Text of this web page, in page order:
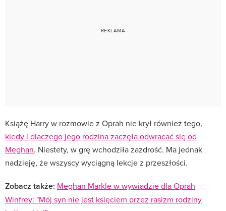
Książę Harry w rozmowie z Oprah nie krył również tego,
kiedy i dlaczego jego rodzina zaczęła odwracać się od
Meghan. Niestety, w grę wchodziła zazdrość. Ma jednak
nadzieję, że wszyscy wyciągną lekcje z przeszłości.
Zobacz także: Meghan Markle w wywiadzie dla Oprah
Winfrey: "Mój syn nie jest księciem przez rasizm rodziny